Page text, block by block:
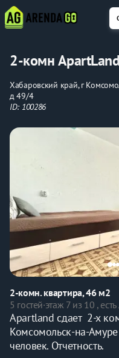
2-комн
Хабаровский край, г
д 49/4
ID: 100286
2-комн. квартира, 46 м2
5 гостей·этаж 7 из 10 ,
Apartland сдает  2-х
Комсомольск-на-
человек. Отчетность.